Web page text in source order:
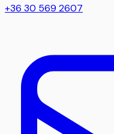
+36 30 569 2607